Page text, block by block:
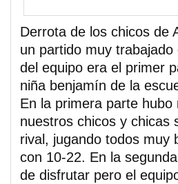
Derrota de los chicos de
un partido muy
del equipo era el primer
niña benjamín de la
En la primera parte
nuestros chicos y chicas
rival, jugando todos muy
con 10-22. En la
de disfrutar pero el